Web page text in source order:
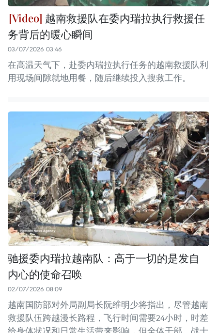
越南救援队在委内瑞拉执行救援任
务背后的暖心瞬间
03/07/2026 03:46
在高温天气下，赴委内瑞拉执行任务的越南救援队利
用现场间隙就地用餐，随后继续投入搜救工作。
驰援委内瑞拉越南队：高于一切的是发自
内心的使命召唤
02/07/2026 08:09
越南国防部对外局副局长阮维明少将指出，尽管越南
救援队伍跨越漫长路程，飞行时间需要24小时，时差
给身体状况和日常生活带来影响，但全体干部、战士